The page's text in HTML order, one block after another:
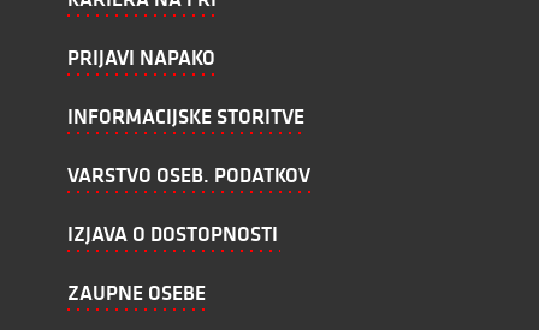
PRIJAVI NAPAKO
INFORMACIJSKE STORITVE
VARSTVO OSEB. PODATKOV
IZJAVA O DOSTOPNOSTI
ZAUPNE OSEBE